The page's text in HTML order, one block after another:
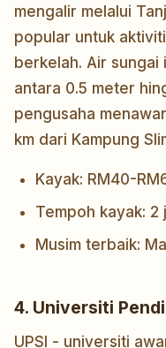
mengalir melalui
popular untuk
berkelah. Air sungai
antara 0.5 meter
pengusaha
km dari Kampung
Kayak: RM40-
Tempoh kayak: 2
Musim terbaik:
4. Universiti
UPSI - universiti